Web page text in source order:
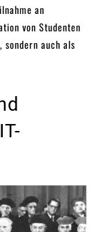
an
von Studenten
auch als